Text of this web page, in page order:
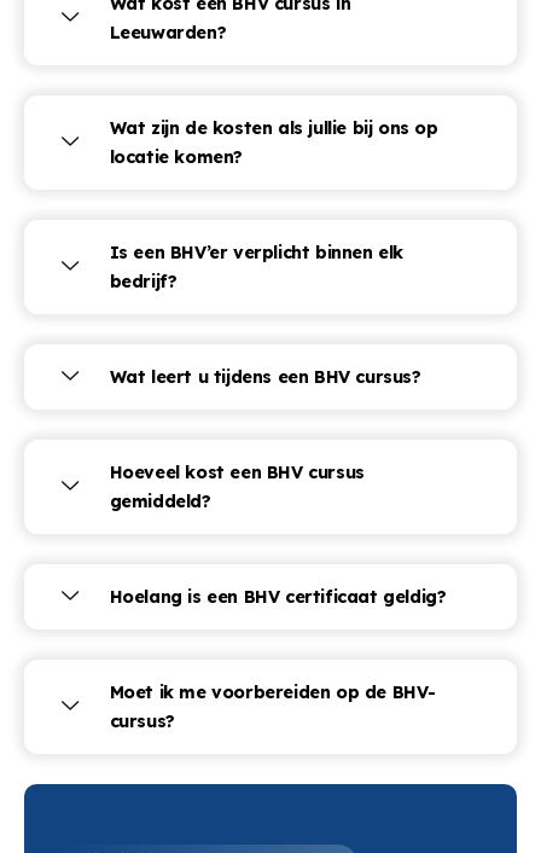
Leeuwarden?
Wat zijn de kosten als jullie bij ons op
locatie komen?
Is een BHV’er verplicht binnen elk
bedrijf?
Wat leert u tijdens een BHV cursus?
Hoeveel kost een BHV cursus
gemiddeld?
Hoelang is een BHV certificaat geldig?
Moet ik me voorbereiden op de BHV-
cursus?